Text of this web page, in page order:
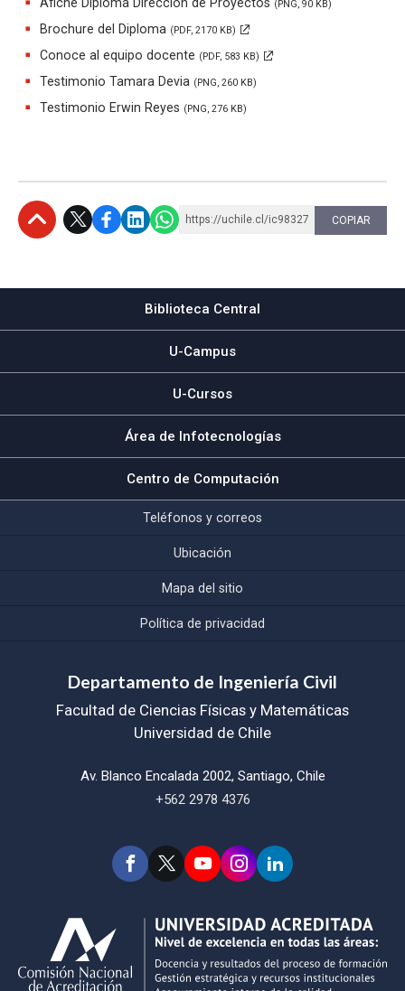
(PNG, 90 KB)
Brochure del Diploma (PDF, 2170 KB)
Conoce al equipo docente (PDF, 583 KB)
Testimonio Tamara Devia (PNG, 260 KB)
Testimonio Erwin Reyes (PNG, 276 KB)
https://uchile.cl/ic98327 COPIAR
Biblioteca Central
U-Campus
U-Cursos
Área de Infotecnologías
Centro de Computación
Teléfonos y correos
Ubicación
Mapa del sitio
Política de privacidad
Departamento de Ingeniería Civil
Facultad de Ciencias Físicas y Matemáticas
Universidad de Chile
Av. Blanco Encalada 2002, Santiago, Chile
+562 2978 4376